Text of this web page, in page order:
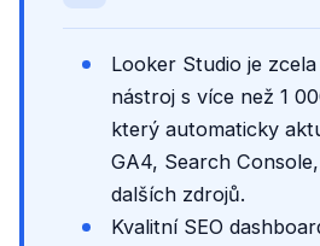
Looker Studio je
nástroj s více než 1
který automaticky
GA4, Search
dalších zdrojů.
Kvalitní SEO